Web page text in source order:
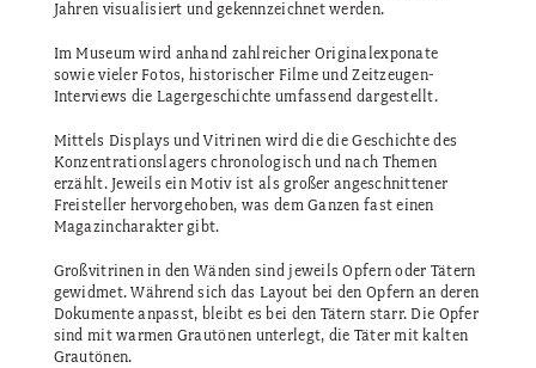
Jahren visualisiert und gekennzeichnet werden.
Im Museum wird anhand zahlreicher Originalexponate
sowie vieler Fotos, historischer Filme und Zeitzeugen-
Interviews die Lagergeschichte umfassend dargestellt.
Mittels Displays und Vitrinen wird die die Geschichte des
Konzentrationslagers chronologisch und nach Themen
erzählt. Jeweils ein Motiv ist als großer angeschnittener
Freisteller hervorgehoben, was dem Ganzen fast einen
Magazincharakter gibt.
Großvitrinen in den Wänden sind jeweils Opfern oder Tätern
gewidmet. Während sich das Layout bei den Opfern an deren
Dokumente anpasst, bleibt es bei den Tätern starr. Die Opfer
sind mit warmen Grautönen unterlegt, die Täter mit kalten
Grautönen.